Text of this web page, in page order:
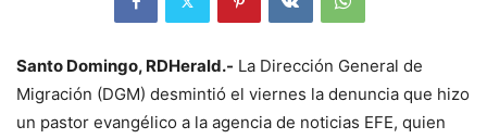
Santo Domingo, RDHerald.- La Dirección General de
Migración (DGM) desmintió el viernes la denuncia que hizo
un pastor evangélico a la agencia de noticias EFE, quien